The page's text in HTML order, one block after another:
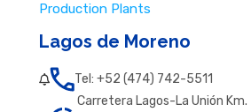
Production Plants
Lagos de Moreno
Tel: +52 (474) 742-5511
Carretera Lagos-La Unión Km.